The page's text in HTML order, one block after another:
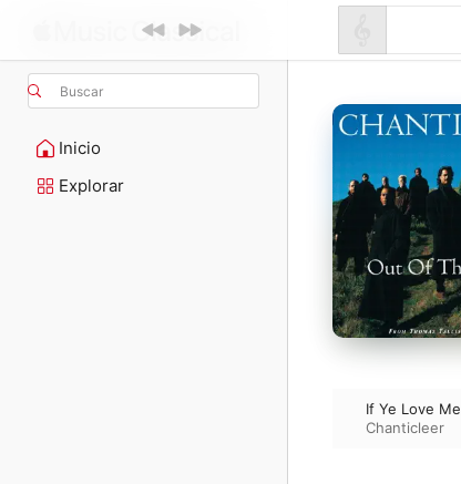
Buscar
Inicio
Explorar
If Ye Love Me
Chanticleer